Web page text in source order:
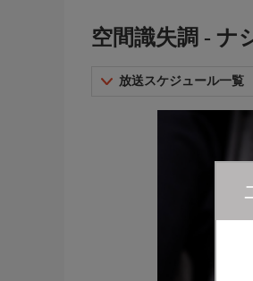
空間識失調 - ナ
放送スケジュール一覧